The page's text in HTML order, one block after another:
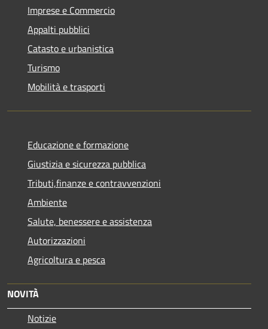
Imprese e Commercio
Appalti pubblici
Catasto e urbanistica
Turismo
Mobilità e trasporti
Educazione e formazione
Giustizia e sicurezza pubblica
Tributi,finanze e contravvenzioni
Ambiente
Salute, benessere e assistenza
Autorizzazioni
Agricoltura e pesca
NOVITÀ
Notizie